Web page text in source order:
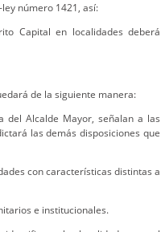
número 1421, así:
Capital en localidades deberá
de la siguiente manera:
del Alcalde Mayor, señalan a las
las demás disposiciones que
con características distintas a
e institucionales.